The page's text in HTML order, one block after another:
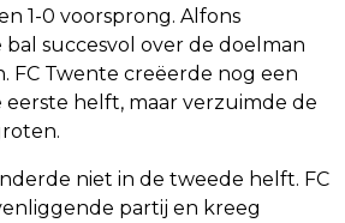
1-0 voorsprong. Alfons
succesvol over de doelman
FC Twente creëerde nog een
eerste helft, maar verzuimde de
niet in de tweede helft. FC
partij en kreeg